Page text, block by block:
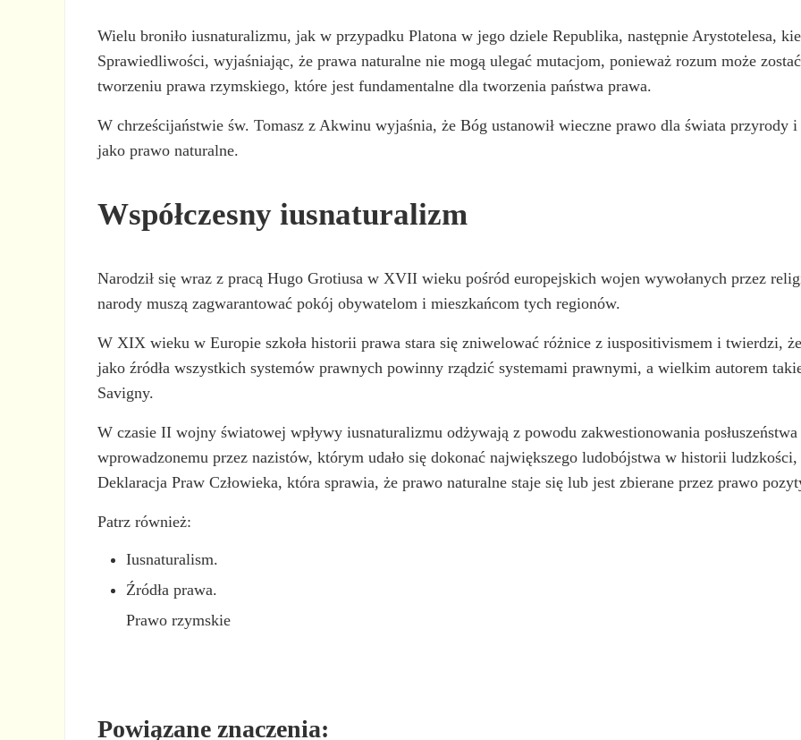
Wielu broniło iusnaturalizmu, jak w przypadku Platona w jego dziele Republika, następnie Arystotelesa,
Sprawiedliwości, wyjaśniając, że prawa naturalne nie mogą ulegać mutacjom, ponieważ rozum może
tworzeniu prawa rzymskiego, które jest fundamentalne dla tworzenia państwa prawa.
W chrześcijaństwie św. Tomasz z Akwinu wyjaśnia, że Bóg ustanowił wieczne prawo dla świata przyrody
jako prawo naturalne.
Współczesny iusnaturalizm
Narodził się wraz z pracą Hugo Grotiusa w XVII wieku pośród europejskich wojen wywołanych przez
narody muszą zagwarantować pokój obywatelom i mieszkańcom tych regionów.
W XIX wieku w Europie szkoła historii prawa stara się zniwelować różnice z iuspositivismem i twierdzi,
jako źródła wszystkich systemów prawnych powinny rządzić systemami prawnymi, a wielkim autorem
Savigny.
W czasie II wojny światowej wpływy iusnaturalizmu odżywają z powodu zakwestionowania
wprowadzonemu przez nazistów, którym udało się dokonać największego ludobójstwa w historii ludzkości,
Deklaracja Praw Człowieka, która sprawia, że prawo naturalne staje się lub jest zbierane przez prawo
Patrz również:
Iusnaturalism.
Źródła prawa.
Prawo rzymskie
Powiązane znaczenia: